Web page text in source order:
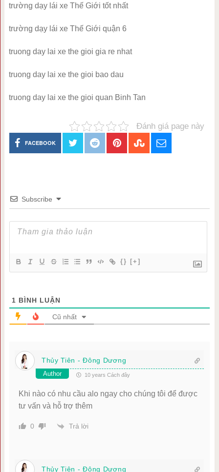
trường dạy lái xe Thế Giới tốt nhất
trường dạy lái xe Thế Giới quận 6
truong day lai xe the gioi gia re nhat
truong day lai xe the gioi bao dau
truong day lai xe the gioi quan Binh Tan
Đánh giá page này
FACEBOOK
Subscribe
{} [+]
1 BÌNH LUẬN
Cũ nhất
Thủy Tiên - Đông Dương
Author 10 years Cách đây
Khi nào có nhu cầu alo ngay cho chúng tôi để được
tư vấn và hỗ trợ thêm
0 Trả lời
Thủy Tiên - Đông Dương